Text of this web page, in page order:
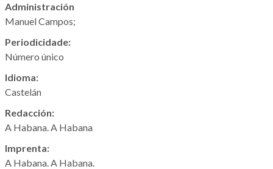
Administración
Manuel Campos;
Periodicidade:
Número único
Idioma:
Castelán
Redacción:
A Habana. A Habana
Imprenta:
A Habana. A Habana.